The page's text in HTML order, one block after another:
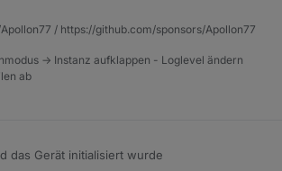
/ https://github.com/sponsors/Apollon77
-> Instanz aufklappen - Loglevel ändern
ab
das Gerät initialisiert wurde